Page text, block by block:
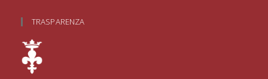
TRASPARENZA